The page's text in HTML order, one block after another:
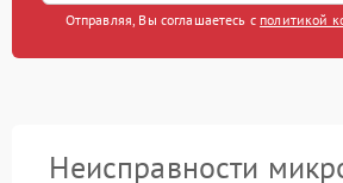
Отправляя, Вы соглашаетесь с политикой
Неисправности